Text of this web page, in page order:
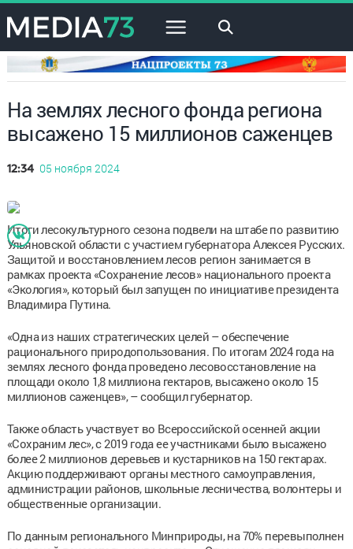
×
На землях лесного фонда региона
высажено 15 миллионов саженцев
12:34 05 ноября 2024
Итоги лесокультурного сезона подвели на штабе по развитию
Ульяновской области с участием губернатора Алексея Русских.
Защитой и восстановлением лесов регион занимается в
рамках проекта «Сохранение лесов» национального проекта
«Экология», который был запущен по инициативе президента
Владимира Путина.
«Одна из наших стратегических целей – обеспечение
рационального природопользования. По итогам 2024 года на
землях лесного фонда проведено лесовосстановление на
площади около 1,8 миллиона гектаров, высажено около 15
миллионов саженцев», – сообщил губернатор.
Также область участвует во Всероссийской осенней акции
«Сохраним лес», с 2019 года ее участниками было высажено
более 2 миллионов деревьев и кустарников на 150 гектарах.
Акцию поддерживают органы местного самоуправления,
администрации районов, школьные лесничества, волонтеры и
общественные организации.
По данным регионального Минприроды, на 70% перевыполнен